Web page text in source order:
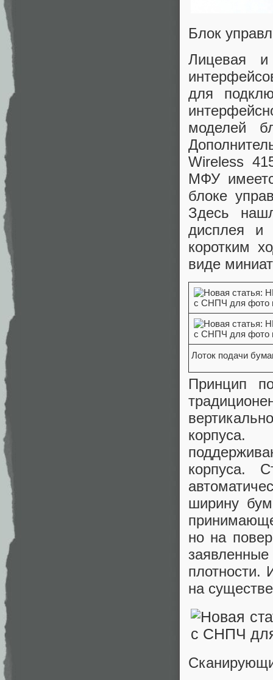
Блок
Лицевая и
для
моделей
Wireless
МФУ
блоке
Здесь
дисплея и
коротким
виде
Лоток подачи
Принцип
корпуса.
корпуса.
ширину
но на
плотности.
на